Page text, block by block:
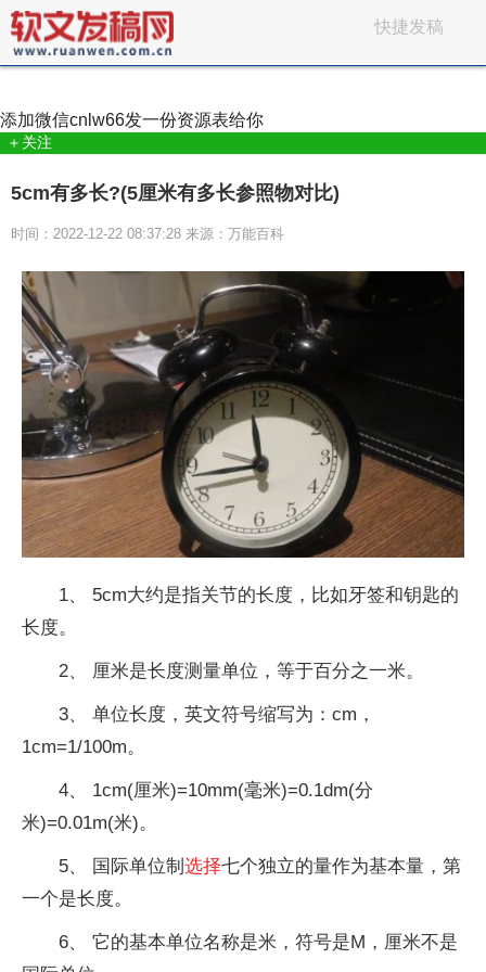
快捷发稿
添加微信cnlw66发一份资源表给你
＋关注
5cm有多长?(5厘米有多长参照物对比)
时间：2022-12-22 08:37:28 来源：万能百科
1、 5cm大约是指关节的长度，比如牙签和钥匙的
长度。
2、 厘米是长度测量单位，等于百分之一米。
3、 单位长度，英文符号缩写为：cm，
1cm=1/100m。
4、 1cm(厘米)=10mm(毫米)=0.1dm(分
米)=0.01m(米)。
5、 国际单位制 选择七个独立的量作为基本量，第
一个是长度。
6、 它的基本单位名称是米，符号是M，厘米不是